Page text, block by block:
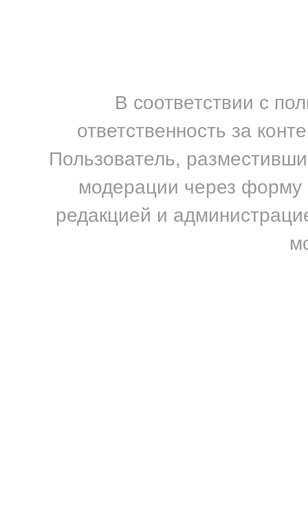
В соответствии с
ответственность за
Пользователь,
модерации через форму
редакцией и